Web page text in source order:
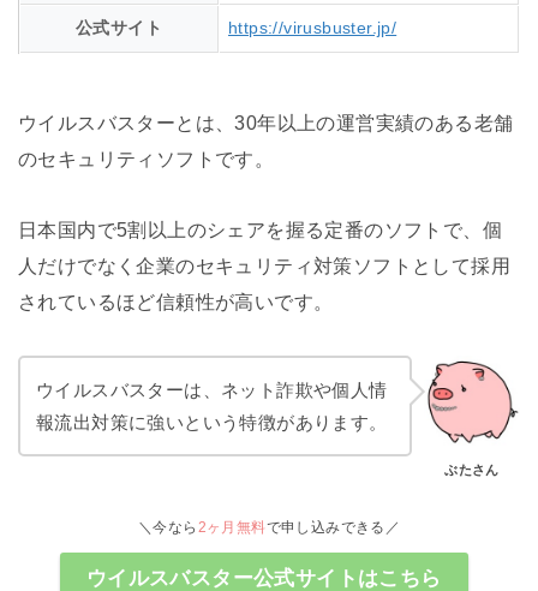
公式サイト https://virusbuster.jp/
ウイルスバスターとは、30年以上の運営実績のある老舗
のセキュリティソフトです。
日本国内で5割以上のシェアを握る定番のソフトで、個
人だけでなく企業のセキュリティ対策ソフトとして採用
されているほど信頼性が高いです。
ウイルスバスターは、ネット詐欺や個人情
報流出対策に強いという特徴があります。
ぶたさん
＼今なら 2ヶ月無料で申し込みできる／
ウイルスバスター公式サイトはこちら